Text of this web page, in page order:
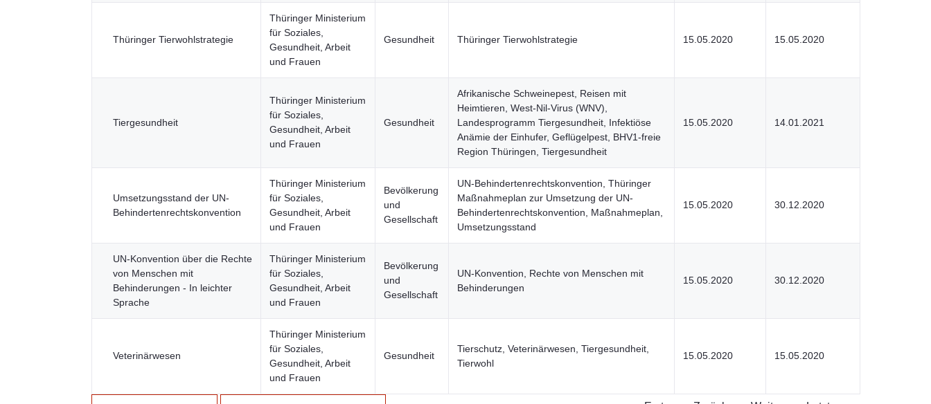
Thüringer Tierwohlstrategie
Thüringer Ministerium
für Soziales,
Gesundheit, Arbeit
und Frauen
Gesundheit Thüringer Tierwohlstrategie 15.05.2020 15.05.2020
Tiergesundheit
Thüringer Ministerium
für Soziales,
Gesundheit, Arbeit
und Frauen
Gesundheit
Afrikanische Schweinepest, Reisen mit
Heimtieren, West-Nil-Virus (WNV),
Landesprogramm Tiergesundheit, Infektiöse
Anämie der Einhufer, Geflügelpest, BHV1-freie
Region Thüringen, Tiergesundheit
15.05.2020 14.01.2021
Umsetzungsstand der UN-
Behindertenrechtskonvention
Thüringer Ministerium
für Soziales,
Gesundheit, Arbeit
und Frauen
Bevölkerung
und
Gesellschaft
UN-Behindertenrechtskonvention, Thüringer
Maßnahmeplan zur Umsetzung der UN-
Behindertenrechtskonvention, Maßnahmeplan,
Umsetzungsstand
15.05.2020 30.12.2020
UN-Konvention über die Rechte
von Menschen mit
Behinderungen - In leichter
Sprache
Thüringer Ministerium
für Soziales,
Gesundheit, Arbeit
und Frauen
Bevölkerung
und
Gesellschaft
UN-Konvention, Rechte von Menschen mit
Behinderungen
15.05.2020 30.12.2020
Veterinärwesen
Thüringer Ministerium
für Soziales,
Gesundheit, Arbeit
und Frauen
Gesundheit
Tierschutz, Veterinärwesen, Tiergesundheit,
Tierwohl
15.05.2020 15.05.2020